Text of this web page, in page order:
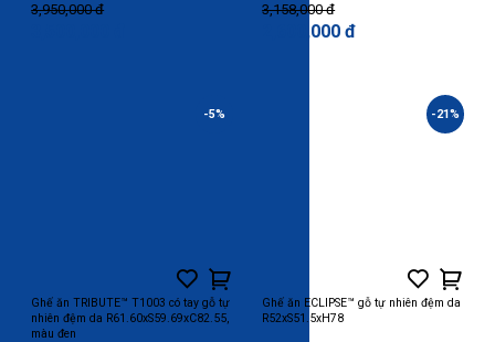
3,950,000 đ 3,158,000 đ
2,600,000 đ
-5%
Ghế ăn TRIBUTE™ T1003 có tay gỗ tự
nhiên đệm da R61.60xS59.69xC82.55,
màu đen
-21%
Ghế ăn ECLIPSE™ gỗ tự nhiên đệm da
R52xS51.5xH78